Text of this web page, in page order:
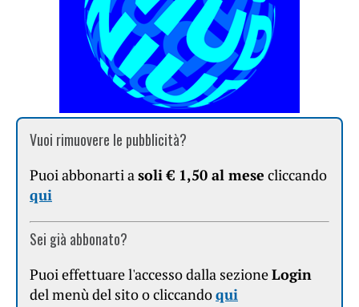
Vuoi rimuovere le pubblicità?
Puoi abbonarti asoli € 1,50 al mese cliccando
qui
Sei già abbonato?
Puoi effettuare l'accesso dalla sezioneLogin
del menù del sito o cliccandoqui